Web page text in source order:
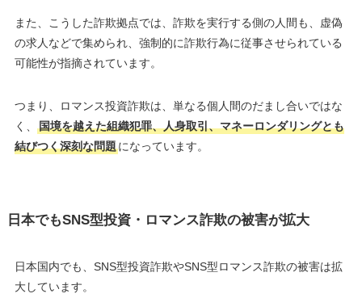
また、こうした詐欺拠点では、詐欺を実行する側の人間も、虚偽
の求人などで集められ、強制的に詐欺行為に従事させられている
可能性が指摘されています。
つまり、ロマンス投資詐欺は、単なる個人間のだまし合いではな
く、
国境を越えた組織犯罪、人身取引、マネーロンダリングとも
結びつく深刻な問題になっています。
日本でもSNS型投資・ロマンス詐欺の被害が拡大
日本国内でも、SNS型投資詐欺やSNS型ロマンス詐欺の被害は拡
大しています。